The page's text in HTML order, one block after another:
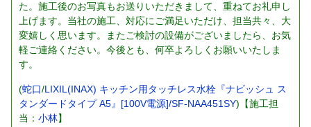
た。施工後のお写真もお送りいただきまして、重ねてお礼申し
上げます。当社の施工、対応にご満足いただけ、担当共々、大
変嬉しく思います。またご検討の設備がございましたら、お気
軽ご連絡ください。今後とも、何卒よろしくお願いいたしま
す。
(蛇口/LIXIL(INAX) キッチン用タッチレス水栓『ナビッシュ ス
タンダードタイプ A5』[100V電源]/SF-NAA451SY)【施工担
当： 小林】